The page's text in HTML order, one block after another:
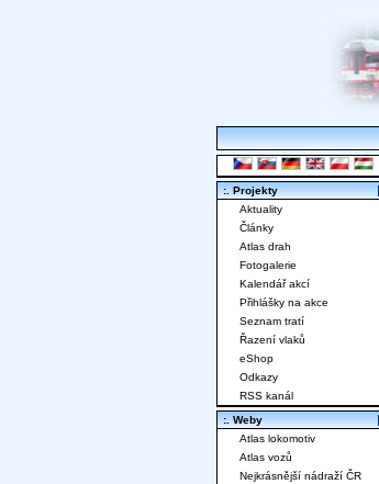
:. Projekty
Aktuality
Články
Atlas drah
Fotogalerie
Kalendář akcí
Přihlášky na akce
Seznam tratí
Řazení vlaků
eShop
Odkazy
RSS kanál
:. Weby
Atlas lokomotiv
Atlas vozů
Nejkrásnější nádraží ČR